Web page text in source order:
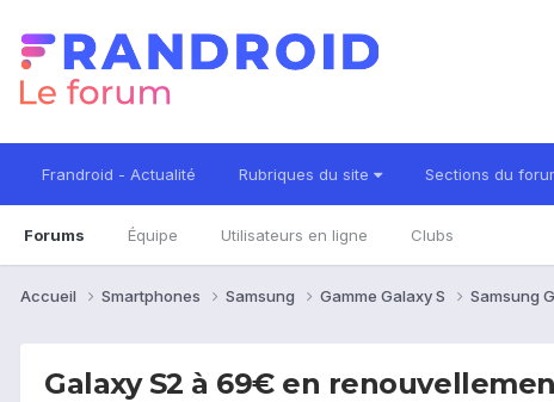
Frandroid - Actualité Rubriques du site Sections du
Forums Équipe Utilisateurs en ligne Clubs
Accueil Smartphones Samsung Gamme Galaxy S Samsung
Galaxy S2 à 69€ en